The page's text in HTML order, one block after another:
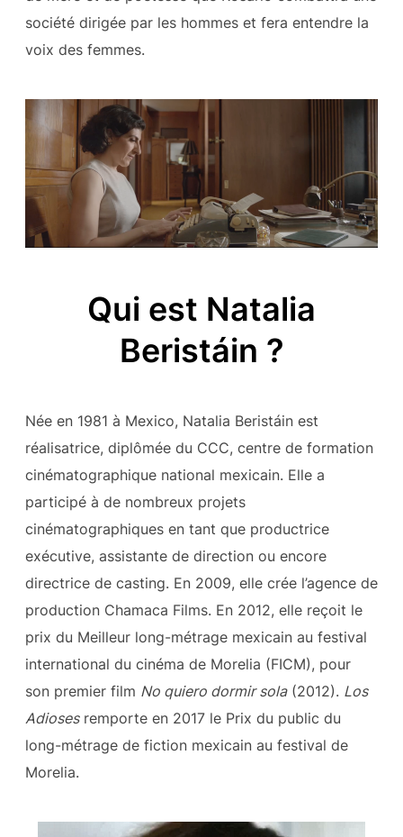
société dirigée par les hommes et fera entendre la
voix des femmes.
Qui est Natalia
Beristáin ?
Née en 1981 à Mexico, Natalia Beristáin est
réalisatrice, diplômée du CCC, centre de formation
cinématographique national mexicain. Elle a
participé à de nombreux projets
cinématographiques en tant que productrice
exécutive, assistante de direction ou encore
directrice de casting. En 2009, elle crée l’agence de
production Chamaca Films. En 2012, elle reçoit le
prix du Meilleur long-métrage mexicain au festival
international du cinéma de Morelia (FICM), pour
son premier film No quiero dormir sola(2012). Los
Adiosesremporte en 2017 le Prix du public du
long-métrage de fiction mexicain au festival de
Morelia.